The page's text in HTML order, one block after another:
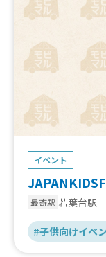
イベント
最寄駅 若葉台駅
#子供向けイベ